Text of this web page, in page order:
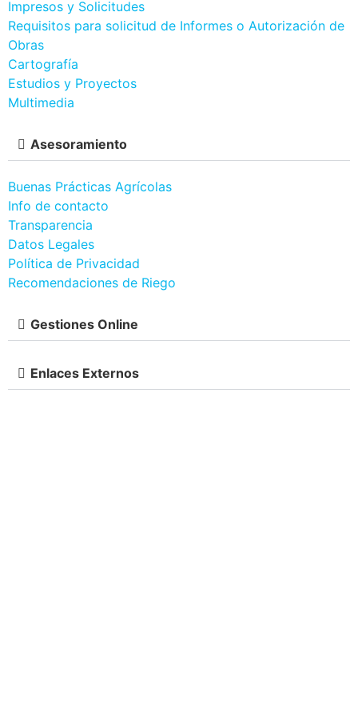
Impresos y Solicitudes
Requisitos para solicitud de Informes o Autorización de
Obras
Cartografía
Estudios y Proyectos
Multimedia
Asesoramiento
Buenas Prácticas Agrícolas
Info de contacto
Transparencia
Datos Legales
Política de Privacidad
Recomendaciones de Riego
Gestiones Online
Enlaces Externos